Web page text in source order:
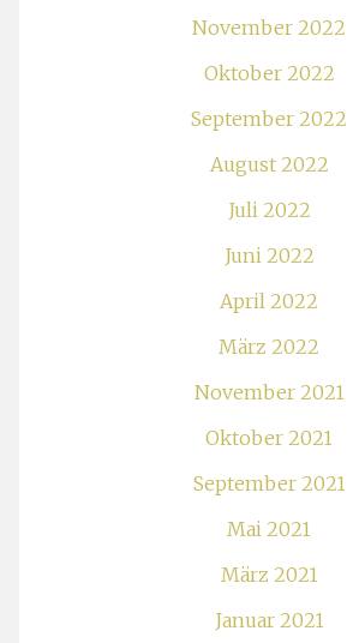
November 2022
Oktober 2022
September 2022
August 2022
Juli 2022
Juni 2022
April 2022
März 2022
November 2021
Oktober 2021
September 2021
Mai 2021
März 2021
Januar 2021